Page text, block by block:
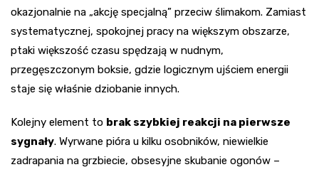
okazjonalnie na „akcję specjalną” przeciw ślimakom. Zamiast
systematycznej, spokojnej pracy na większym obszarze,
ptaki większość czasu spędzają w nudnym,
przegęszczonym boksie, gdzie logicznym ujściem energii
staje się właśnie dziobanie innych.
Kolejny element to brak szybkiej reakcji na pierwsze
sygnały. Wyrwane pióra u kilku osobników, niewielkie
zadrapania na grzbiecie, obsesyjne skubanie ogonów –